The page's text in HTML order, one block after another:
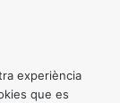
experiència
que es